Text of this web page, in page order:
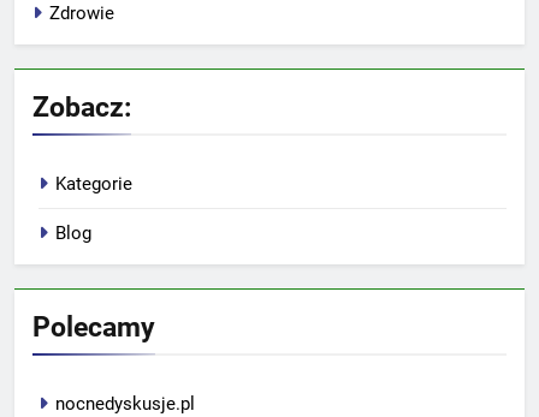
Zdrowie
Zobacz:
Kategorie
Blog
Polecamy
nocnedyskusje.pl